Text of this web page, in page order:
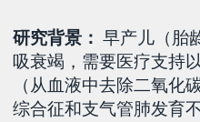
研究背景： 早产儿（胎
吸衰竭，需要医疗支持
（从血液中去除二氧化
综合征和支气管肺发育